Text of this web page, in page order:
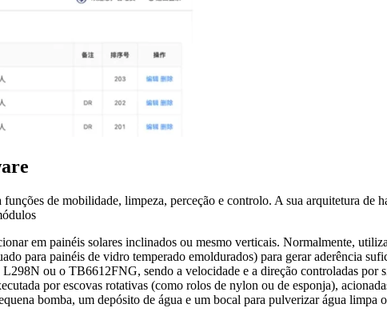
de mobilidade, limpeza, perceção e controlo. A sua arquitetura de
em painéis solares inclinados ou mesmo verticais. Normalmente,
para painéis de vidro temperado emoldurados) para gerar aderência
ou o TB6612FNG, sendo a velocidade e a direção controladas por
por escovas rotativas (como rolos de nylon ou de esponja),
bomba, um depósito de água e um bocal para pulverizar água limpa